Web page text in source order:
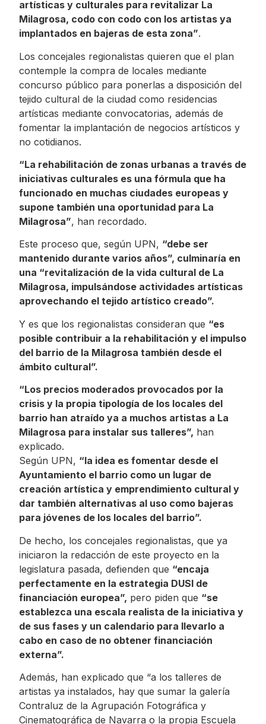
artísticas y culturales para revitalizar La
Milagrosa, codo con codo con los artistas ya
implantados en bajeras de esta zona”.
Los concejales regionalistas quieren que el plan
contemple la compra de locales mediante
concurso público para ponerlas a disposición del
tejido cultural de la ciudad como residencias
artísticas mediante convocatorias, además de
fomentar la implantación de negocios artísticos y
no cotidianos.
“La rehabilitación de zonas urbanas a través de
iniciativas culturales es una fórmula que ha
funcionado en muchas ciudades europeas y
supone también una oportunidad para La
Milagrosa”, han recordado.
Este proceso que, según UPN, “debe ser
mantenido durante varios años”, culminaría en
una “revitalización de la vida cultural de La
Milagrosa, impulsándose actividades artísticas
aprovechando el tejido artístico creado”.
Y es que los regionalistas consideran que “es
posible contribuir a la rehabilitación y el impulso
del barrio de la Milagrosa también desde el
ámbito cultural”.
“Los precios moderados provocados por la
crisis y la propia tipología de los locales del
barrio han atraído ya a muchos artistas a La
Milagrosa para instalar sus talleres”, han
explicado.
Según UPN, “la idea es fomentar desde el
Ayuntamiento el barrio como un lugar de
creación artística y emprendimiento cultural y
dar también alternativas al uso como bajeras
para jóvenes de los locales del barrio”.
De hecho, los concejales regionalistas, que ya
iniciaron la redacción de este proyecto en la
legislatura pasada, defienden que “encaja
perfectamente en la estrategia DUSI de
financiación europea”, pero piden que “se
establezca una escala realista de la iniciativa y
de sus fases y un calendario para llevarlo a
cabo en caso de no obtener financiación
externa”.
Además, han explicado que “a los talleres de
artistas ya instalados, hay que sumar la galería
Contraluz de la Agrupación Fotográfica y
Cinematográfica de Navarra o la propia Escuela